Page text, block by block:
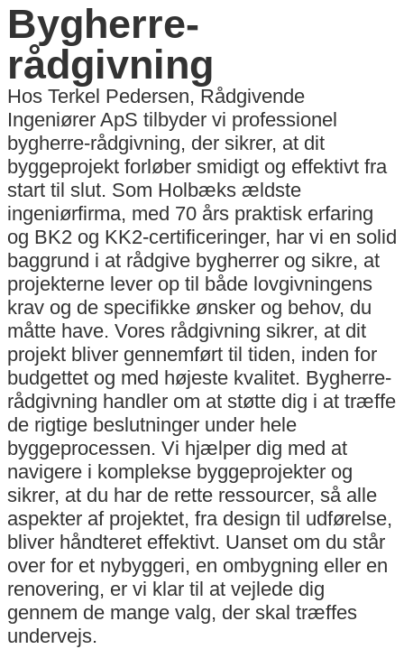
Bygherre-
rådgivning
Hos Terkel Pedersen, Rådgivende
Ingeniører ApS tilbyder vi professionel
bygherre-rådgivning, der sikrer, at dit
byggeprojekt forløber smidigt og effektivt fra
start til slut. Som Holbæks ældste
ingeniørfirma, med 70 års praktisk erfaring
og BK2 og KK2-certificeringer, har vi en solid
baggrund i at rådgive bygherrer og sikre, at
projekterne lever op til både lovgivningens
krav og de specifikke ønsker og behov, du
måtte have. Vores rådgivning sikrer, at dit
projekt bliver gennemført til tiden, inden for
budgettet og med højeste kvalitet. Bygherre-
rådgivning handler om at støtte dig i at træffe
de rigtige beslutninger under hele
byggeprocessen. Vi hjælper dig med at
navigere i komplekse byggeprojekter og
sikrer, at du har de rette ressourcer, så alle
aspekter af projektet, fra design til udførelse,
bliver håndteret effektivt. Uanset om du står
over for et nybyggeri, en ombygning eller en
renovering, er vi klar til at vejlede dig
gennem de mange valg, der skal træffes
undervejs.